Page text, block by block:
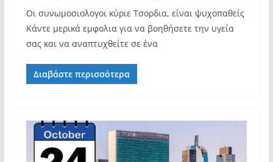
Οι συνωμοσιολογοι κύριε Τσορδια, είναι ψυχοπαθείς
Κάντε μερικά εμφολια για να βοηθήσετε την υγεία
σας και να αναπτυχθείτε σε ένα
Διαβάστε περισσότερα